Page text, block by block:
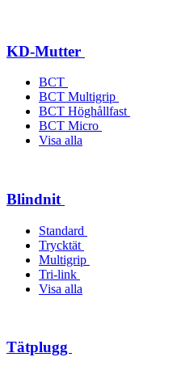
KD-Mutter
BCT
BCT Multigrip
BCT Höghållfast
BCT Micro
Visa alla
Blindnit
Standard
Trycktät
Multigrip
Tri-link
Visa alla
Tätplugg